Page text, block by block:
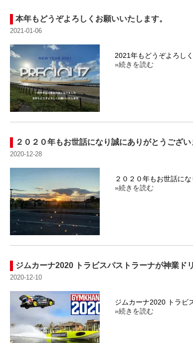
本年もどうぞよろしくお願いいたします。
2021-01-06
2021年もどうぞよろし
»続きを読む
２０２０年もお世話になり誠にありがとうござい
2020-12-28
２０２０年もお世話に
»続きを読む
ジムカーナ2020 トラビスパストラーナが神業ド
2020-12-10
ジムカーナ2020 トラビ
»続きを読む